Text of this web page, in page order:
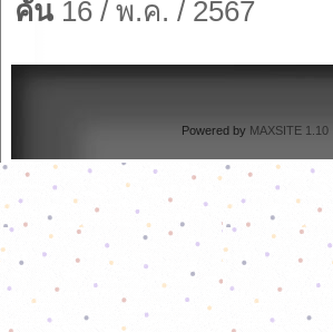
คัน 16 / พ.ค. / 2567
Powered by MAXSITE 1.10